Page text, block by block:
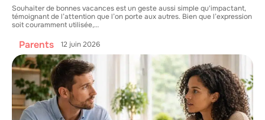
Souhaiter de bonnes vacances est un geste aussi simple qu'impactant,
témoignant de l’attention que l’on porte aux autres. Bien que l’expression
soit couramment utilisée,…
Parents 12 juin 2026